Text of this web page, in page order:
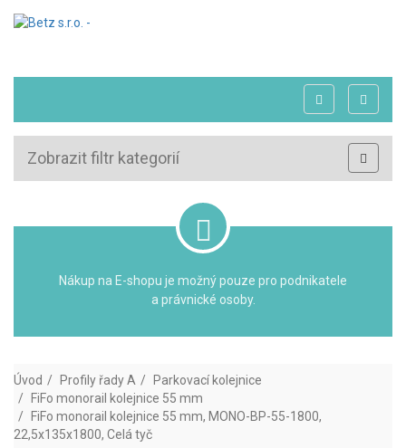
Zobrazit filtr kategorií
Nákup na E-shopu je možný pouze pro podnikatele
a právnické osoby.
Úvod Profily řady A
Parkovací kolejnice
FiFo monorail kolejnice 55 mm
FiFo monorail kolejnice 55 mm, MONO-BP-55-1800,
22,5x135x1800, Celá tyč